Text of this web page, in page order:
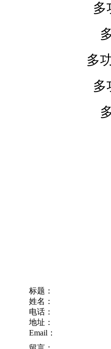
多
多
多
标题：
姓名：
电话：
地址：
Email：